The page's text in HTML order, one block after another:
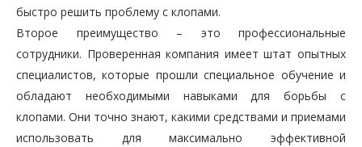
быстро решить проблему с клопами.
Второе преимущество – это профессиональные
сотрудники. Проверенная компания имеет штат опытных
специалистов, которые прошли специальное обучение и
обладают необходимыми навыками для борьбы с
клопами. Они точно знают, какими средствами и приемами
использовать для максимально эффективной